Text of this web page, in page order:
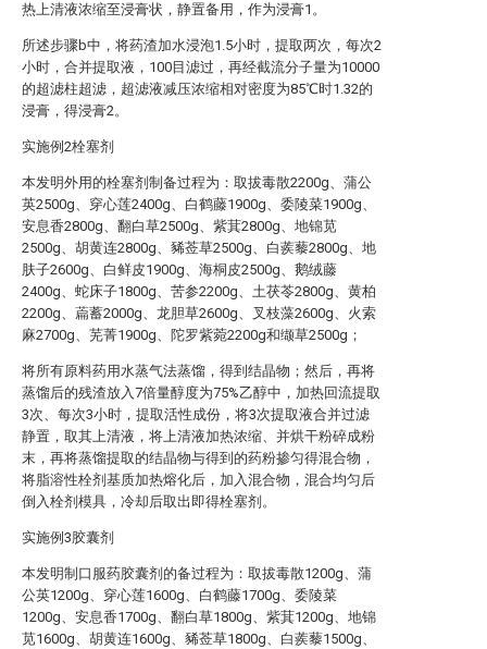
热上清液浓缩至浸膏状，静置备用，作为浸膏1。
所述步骤b中，将药渣加水浸泡1.5小时，提取两次，每次2
小时，合并提取液，100目滤过，再经截流分子量为10000
的超滤柱超滤，超滤液减压浓缩相对密度为85℃时1.32的
浸膏，得浸膏2。
实施例2栓塞剂
本发明外用的栓塞剂制备过程为：取拔毒散2200g、蒲公
英2500g、穿心莲2400g、白鹤藤1900g、委陵菜1900g、
安息香2800g、翻白草2500g、紫萁2800g、地锦苋
2500g、胡黄连2800g、豨莶草2500g、白蒺藜2800g、地
肤子2600g、白鲜皮1900g、海桐皮2500g、鹅绒藤
2400g、蛇床子1800g、苦参2200g、土茯苓2800g、黄柏
2200g、萹蓄2000g、龙胆草2600g、叉枝藻2600g、火索
麻2700g、芜菁1900g、陀罗紫菀2200g和缬草2500g；
将所有原料药用水蒸气法蒸馏，得到结晶物；然后，再将
蒸馏后的残渣放入7倍量醇度为75%乙醇中，加热回流提取
3次、每次3小时，提取活性成份，将3次提取液合并过滤
静置，取其上清液，将上清液加热浓缩、并烘干粉碎成粉
末，再将蒸馏提取的结晶物与得到的药粉掺匀得混合物，
将脂溶性栓剂基质加热熔化后，加入混合物，混合均匀后
倒入栓剂模具，冷却后取出即得栓塞剂。
实施例3胶囊剂
本发明制口服药胶囊剂的备过程为：取拔毒散1200g、蒲
公英1200g、穿心莲1600g、白鹤藤1700g、委陵菜
1200g、安息香1700g、翻白草1800g、紫萁1200g、地锦
苋1600g、胡黄连1600g、豨莶草1800g、白蒺藜1500g、